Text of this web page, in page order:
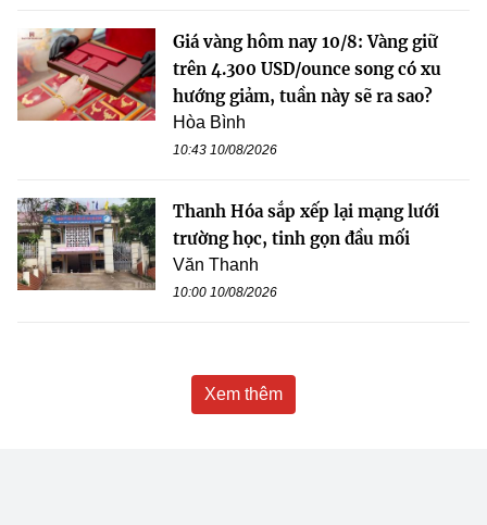
Giá vàng hôm nay 10/8: Vàng giữ
trên 4.300 USD/ounce song có xu
hướng giảm, tuần này sẽ ra sao?
Hòa Bình
10:43 10/08/2026
Thanh Hóa sắp xếp lại mạng lưới
trường học, tinh gọn đầu mối
Văn Thanh
10:00 10/08/2026
Xem thêm